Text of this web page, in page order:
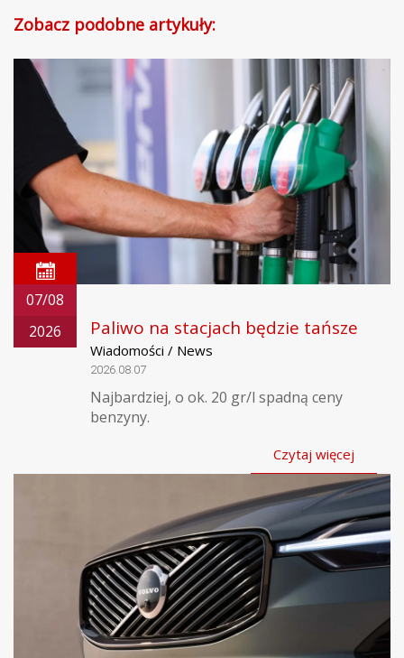
Zobacz podobne artykuły:
07/08
2026
Paliwo na stacjach będzie tańsze
Wiadomości / News
2026.08.07
Najbardziej, o ok. 20 gr/l spadną ceny
benzyny.
Czytaj więcej